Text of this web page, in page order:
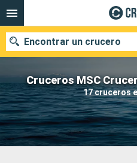
Cruceros MSC
17 cruceros
Encontrar un crucero
Nuestros destinos
Fecha de salida